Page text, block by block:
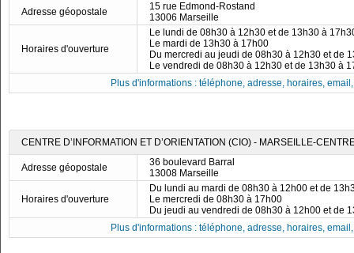
Adresse géopostale
15 rue Edmond-Rostand
13006 Marseille
Horaires d'ouverture
Le lundi de 08h30 à 12h30 et de 13h30 à
Le mardi de 13h30 à 17h00
Du mercredi au jeudi de 08h30 à 12h30 et de
Le vendredi de 08h30 à 12h30 et de 13h30 à
Plus d'informations : téléphone, adresse, horaires,
CENTRE D’INFORMATION ET D’ORIENTATION (CIO) - MARSEILLE-
Adresse géopostale
36 boulevard Barral
13008 Marseille
Horaires d'ouverture
Du lundi au mardi de 08h30 à 12h00 et de
Le mercredi de 08h30 à 17h00
Du jeudi au vendredi de 08h30 à 12h00 et de
Plus d'informations : téléphone, adresse, horaires,